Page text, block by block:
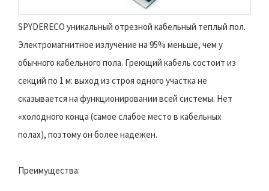
SPYDERECO уникальный отрезной кабельный теплый пол.
Электромагнитное излучение на 95% меньше, чем у
обычного кабельного пола. Греющий кабель состоит из
секций по 1 м: выход из строя одного участка не
сказывается на функционировании всей системы. Нет
«холодного конца (самое слабое место в кабельных
полах), поэтому он более надежен.
Преимущества: